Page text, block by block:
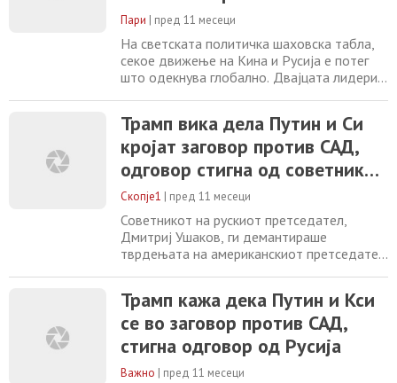
предизвиците на САД
Пари | пред 11 месеци
На светската политичка шаховска табла,
секое движење на Кина и Русија е потег
што одекнува глобално. Двајцата лидери
блискост и заедништво во време кога и
двете држави се соочуваат со притисоци и
предизвици од Западот. „Стар пријател“ и
„драг пријател“ беа зборовите со кои се
поздравија,
Трамп вика дела Путин и Си
кројат заговор против САД,
одговор стигна од советник
на рускиот претседател
Скопје1 | пред 11 месеци
Советникот на рускиот претседател,
Дмитриј Ушаков, ги демантираше
тврдењата на американскиот претседател
против САД. Трамп на својата мрежа Truth
Social напиша порака во која со иронија им
посака „убав и траен ден на прослава“ на
кинескиот претседател и „народот на
Кина“,
Трамп кажа дека Путин и Кси
се во заговор против САД,
стигна одговор од Русија
Важно | пред 11 месеци